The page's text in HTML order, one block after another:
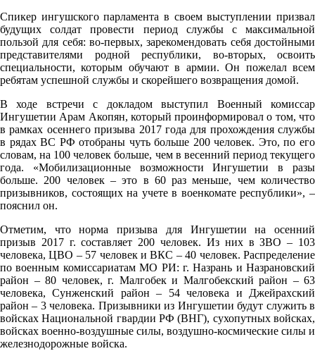
Спикер ингушского парламента в своем выступлении призвал
будущих солдат провести период службы с максимальной
пользой для себя: во-первых, зарекомендовать себя достойными
представителями родной республики, во-вторых, освоить
специальности, которым обучают в армии. Он пожелал всем
ребятам успешной службы и скорейшего возвращения домой.
В ходе встречи с докладом выступил Военный комиссар
Ингушетии Арам Акопян, который проинформировал о том, что
в рамках осеннего призыва 2017 года для прохождения службы
в рядах ВС РФ отобраны чуть больше 200 человек. Это, по его
словам, на 100 человек больше, чем в весенний период текущего
года. «Мобилизационные возможности Ингушетии в разы
больше. 200 человек – это в 60 раз меньше, чем количество
призывников, состоящих на учете в военкомате республики», –
пояснил он.
Отметим, что норма призыва для Ингушетии на осенний
призыв 2017 г. составляет 200 человек. Из них в ЗВО – 103
человека, ЦВО – 57 человек и ВКС – 40 человек. Распределение
по военным комиссариатам МО РИ: г. Назрань и Назрановский
район – 80 человек, г. Малгобек и Малгобекский район – 63
человека, Сунженский район – 54 человека и Джейрахский
район – 3 человека. Призывники из Ингушетии будут служить в
войсках Национальной гвардии РФ (ВНГ), сухопутных войсках,
войсках военно-воздушные силы, воздушно-космические силы и
железнодорожные войска.